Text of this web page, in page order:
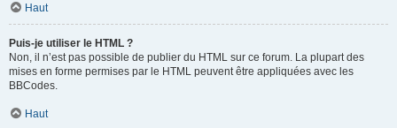
Haut
Puis-je utiliser le HTML ?
Non, il n’est pas possible de publier du HTML sur ce forum. La plupart des
mises en forme permises par le HTML peuvent être appliquées avec les
BBCodes.
Haut